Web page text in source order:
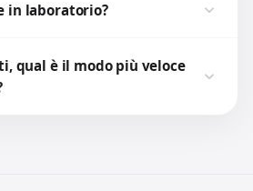
in laboratorio?
qual è il modo più veloce